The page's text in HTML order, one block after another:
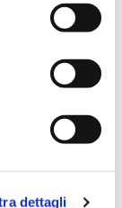
dettagli